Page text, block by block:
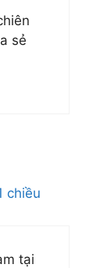
sẻ
chiều
tại